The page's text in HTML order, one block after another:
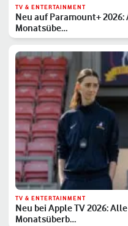
TV & ENTERTAINMENT
Neu auf Paramount+
Monatsübe…
TV & ENTERTAINMENT
Neu bei Apple TV 2026:
Monatsüberb…